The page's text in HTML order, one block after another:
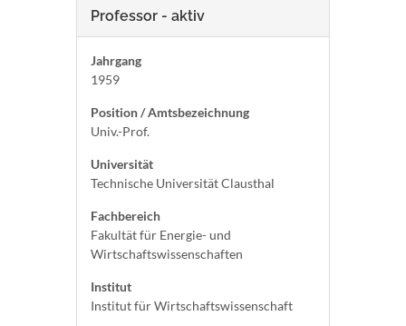
Professor - aktiv
Jahrgang
1959
Position / Amtsbezeichnung
Univ.-Prof.
Universität
Technische Universität Clausthal
Fachbereich
Fakultät für Energie- und
Wirtschaftswissenschaften
Institut
Institut für Wirtschaftswissenschaft